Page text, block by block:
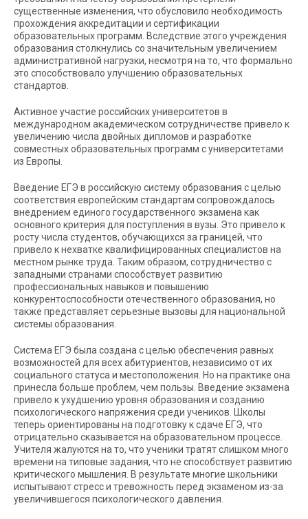
существенные изменения, что обусловило необходимость
прохождения аккредитации и сертификации
образовательных программ. Вследствие этого учреждения
образования столкнулись со значительным увеличением
административной нагрузки, несмотря на то, что формально
это способствовало улучшению образовательных
стандартов.
Активное участие российских университетов в
международном академическом сотрудничестве привело к
увеличению числа двойных дипломов и разработке
совместных образовательных программ с университетами
из Европы.
Введение ЕГЭ в российскую систему образования с целью
соответствия европейским стандартам сопровождалось
внедрением единого государственного экзамена как
основного критерия для поступления в вузы. Это привело к
росту числа студентов, обучающихся за границей, что
привело к нехватке квалифицированных специалистов на
местном рынке труда. Таким образом, сотрудничество с
западными странами способствует развитию
профессиональных навыков и повышению
конкурентоспособности отечественного образования, но
также представляет серьезные вызовы для национальной
системы образования.
Система ЕГЭ была создана с целью обеспечения равных
возможностей для всех абитуриентов, независимо от их
социального статуса и местоположения. Но на практике она
принесла больше проблем, чем пользы. Введение экзамена
привело к ухудшению уровня образования и созданию
психологического напряжения среди учеников. Школы
теперь ориентированы на подготовку к сдаче ЕГЭ, что
отрицательно сказывается на образовательном процессе.
Учителя жалуются на то, что ученики тратят слишком много
времени на типовые задания, что не способствует развитию
критического мышления. В результате многие школьники
испытывают стресс и тревожность перед экзаменом из-за
увеличившегося психологического давления.